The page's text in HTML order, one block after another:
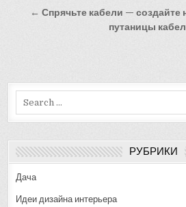
записям
← Спрячьте кабели — создайте
путаницы
РУБРИКИ
Дача
Идеи дизайна интерьера